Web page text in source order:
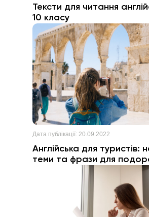
Тексти для читання
10 класу
Дата публікації: 20.09.2022
Англійська для туристів:
теми та фрази для